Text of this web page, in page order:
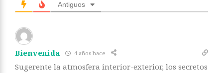
Antiguos
Bienvenida 4 años hace
Sugerente la atmosfera interior-exterior, los secretos